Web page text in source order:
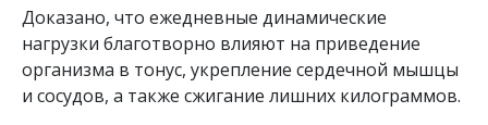
Доказано, что ежедневные динамические
нагрузки благотворно влияют на приведение
организма в тонус, укрепление сердечной мышцы
и сосудов, а также сжигание лишних килограммов.